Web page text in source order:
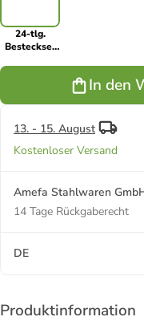
24-tlg.
Besteckset
In den
13. - 15. August
Kostenloser Versand
Amefa Stahlwaren
14 Tage Rückgaberecht
DE
Produktinformation